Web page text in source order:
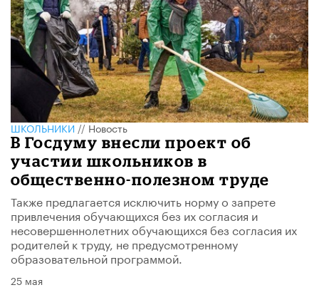
ШКОЛЬНИКИ//Новость
В Госдуму внесли проект об
участии школьников в
общественно-полезном труде
Также предлагается исключить норму о запрете
привлечения обучающихся без их согласия и
несовершеннолетних обучающихся без согласия их
родителей к труду, не предусмотренному
образовательной программой.
25 мая